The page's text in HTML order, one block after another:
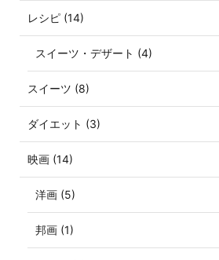
レシピ (14)
スイーツ・デザート (4)
スイーツ (8)
ダイエット (3)
映画 (14)
洋画 (5)
邦画 (1)